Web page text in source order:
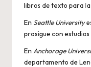
libros de texto para
En Seattle University
prosigue con estudios
En Anchorage
departamento de